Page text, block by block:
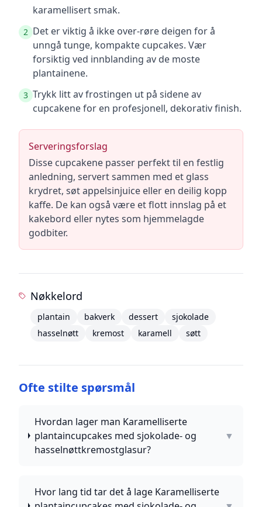
karamellisert smak.
2 Det er viktig å ikke over-røre deigen for å
unngå tunge, kompakte cupcakes. Vær
forsiktig ved innblanding av de moste
plantainene.
3 Trykk litt av frostingen ut på sidene av
cupcakene for en profesjonell, dekorativ finish.
Serveringsforslag
Disse cupcakene passer perfekt til en festlig
anledning, servert sammen med et glass
krydret, søt appelsinjuice eller en deilig kopp
kaffe. De kan også være et flott innslag på et
kakebord eller nytes som hjemmelagde
godbiter.
Nøkkelord
plantain bakverk dessert
sjokolade
hasselnøtt
kremost karamell søtt
Ofte stilte spørsmål
Hvordan lager man Karamelliserte
plantaincupcakes med sjokolade- og
hasselnøttkremostglasur?
▼
Hvor lang tid tar det å lage Karamelliserte